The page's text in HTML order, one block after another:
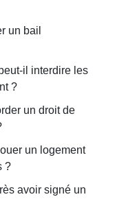
un bail
il interdire les
?
un droit de
un logement
?
avoir signé un